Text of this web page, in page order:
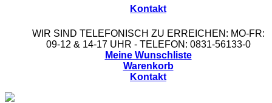
Kontakt
WIR SIND TELEFONISCH ZU ERREICHEN: MO-FR:
09-12 & 14-17 UHR - TELEFON: 0831-56133-0
Meine Wunschliste
Warenkorb
Kontakt